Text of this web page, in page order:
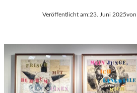
Veröffentlicht am:23. Juni 2025von